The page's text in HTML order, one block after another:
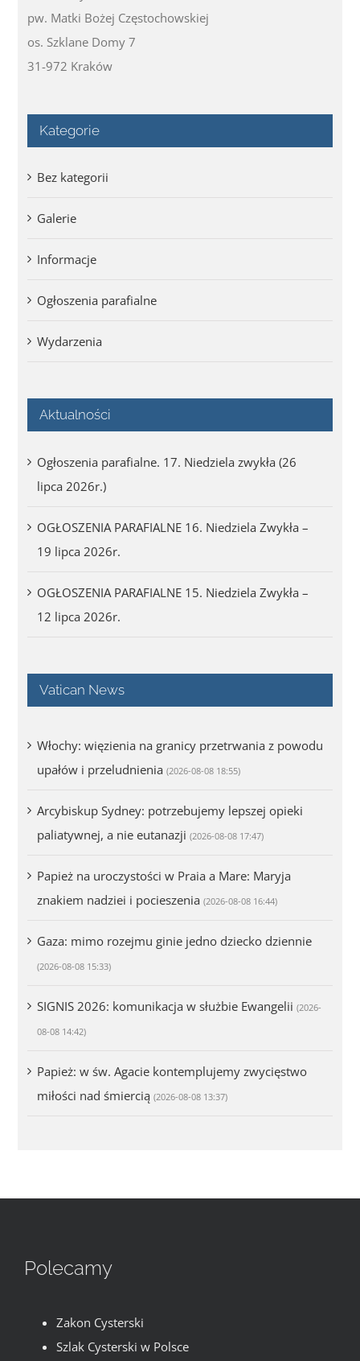
pw. Matki Bożej Częstochowskiej
os. Szklane Domy 7
31-972 Kraków
Kategorie
Bez kategorii
Galerie
Informacje
Ogłoszenia parafialne
Wydarzenia
Aktualności
Ogłoszenia parafialne. 17. Niedziela zwykła (26
lipca 2026r.)
OGŁOSZENIA PARAFIALNE 16. Niedziela Zwykła –
19 lipca 2026r.
OGŁOSZENIA PARAFIALNE 15. Niedziela Zwykła –
12 lipca 2026r.
Vatican News
Włochy: więzienia na granicy przetrwania z powodu
upałów i przeludnienia (2026-08-08 18:55)
Arcybiskup Sydney: potrzebujemy lepszej opieki
paliatywnej, a nie eutanazji (2026-08-08 17:47)
Papież na uroczystości w Praia a Mare: Maryja
znakiem nadziei i pocieszenia (2026-08-08 16:44)
Gaza: mimo rozejmu ginie jedno dziecko dziennie
(2026-08-08 15:33)
SIGNIS 2026: komunikacja w służbie Ewangelii (2026-
08-08 14:42)
Papież: w św. Agacie kontemplujemy zwycięstwo
miłości nad śmiercią (2026-08-08 13:37)
Polecamy
Zakon Cysterski
Szlak Cysterski w Polsce